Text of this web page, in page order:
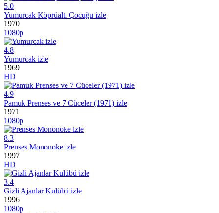
5.0
Yumurcak Köprüaltı Çocuğu izle
1970
1080p
4.8
Yumurcak izle
1969
HD
4.9
Pamuk Prenses ve 7 Cüceler (1971) izle
1971
1080p
8.3
Prenses Mononoke izle
1997
HD
3.4
Gizli Ajanlar Kulübü izle
1996
1080p